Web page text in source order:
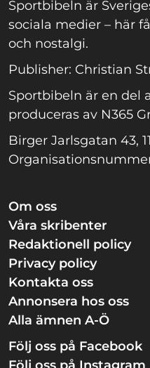
Sportbibeln är
sociala medier – här
och nostalgi.
Publisher: Christian
Sportbibeln är en del
produceras av N365
Birger Jarlsgatan 43,
Om oss
Våra skribenter
Redaktionell policy
Privacy policy
Kontakta oss
Annonsera hos oss
Alla ämnen A-Ö
Följ oss på Facebook
Följ oss på Instagram